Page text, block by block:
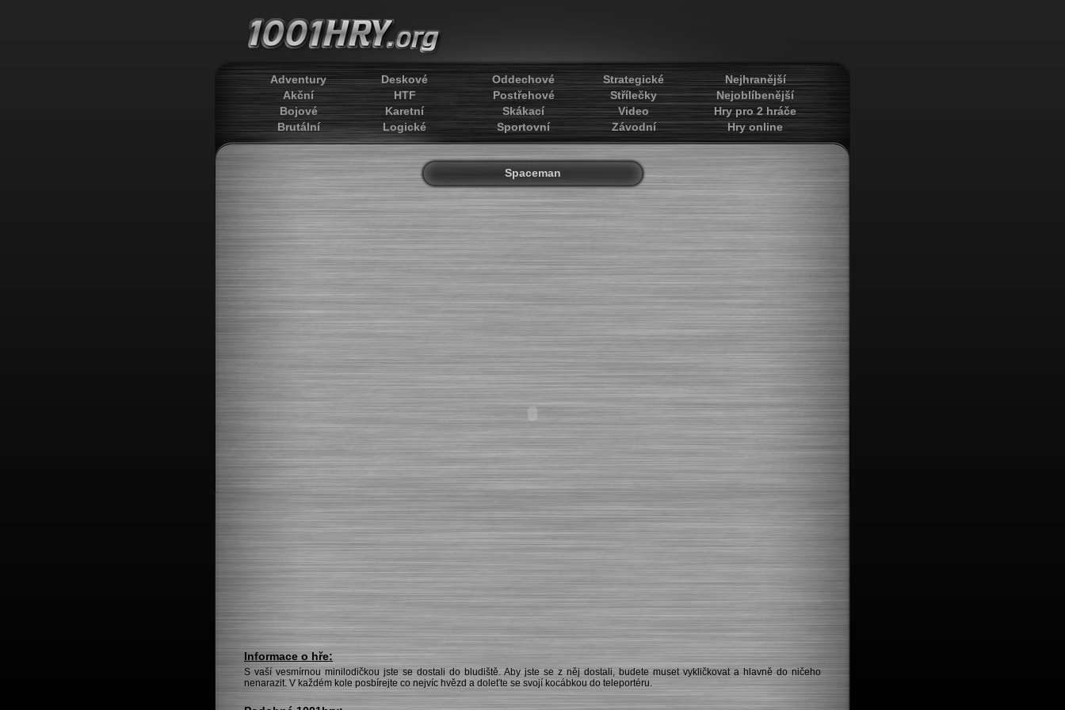
Adventury
Akční
Bojové
Brutální
Deskové
HTF
Karetní
Logické
Oddechové
Postřehové
Skákací
Sportovní
Strategické
Střílečky
Video
Závodní
Nejhranější
Nejoblíbenější
Hry pro 2 hráče
Hry online
Spaceman
Informace o hře:
S vaší vesmírnou minilodičkou jste se dostali do bludiště. Aby jste se z něj dostali, budete muset vykličkovat a hlavně do ničeho
nenarazit. V každém kole posbírejte co nejvíc hvězd a doleťte se svojí kocábkou do teleportéru.